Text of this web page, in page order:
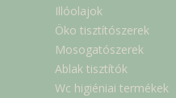
Illóolajok
Öko tisztítószerek
Mosogatószerek
Ablak tisztítók
Wc higiéniai termékek